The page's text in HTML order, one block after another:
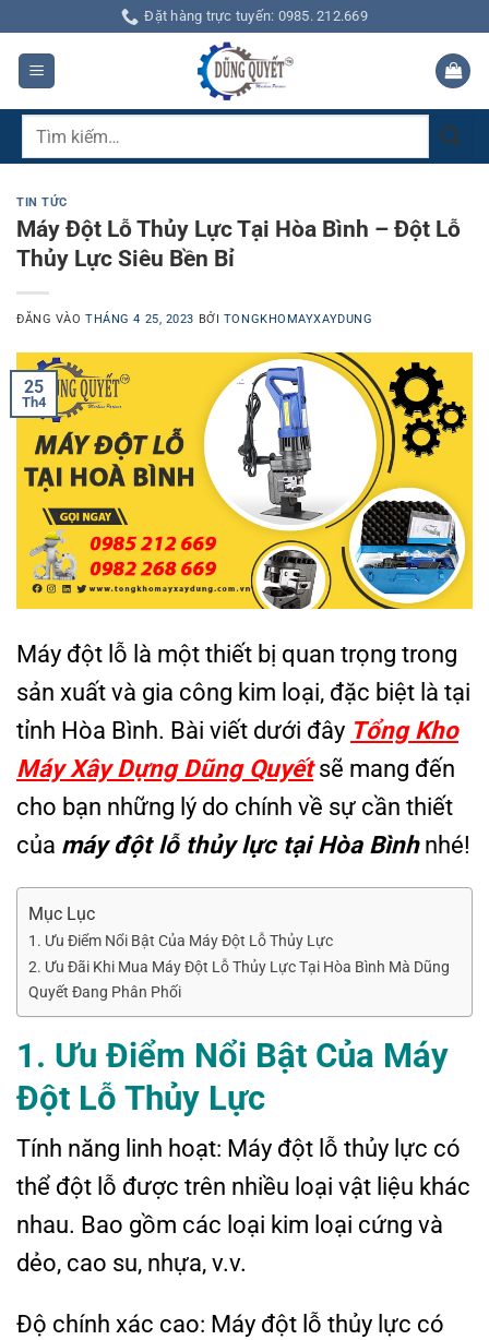
qua
dung
Đặt hàng trực tuyến: 0985. 212.669
Tìm
TIN TỨC
Máy Đột Lỗ Thủy Lực Tại Hòa Bình – Đột Lỗ
Thủy Lực Siêu Bền Bỉ
ĐĂNG VÀOTHÁNG 4 25, 2023 BỞI TONGKHOMAYXAYDUNG
25
Th4
Máy đột lỗ là một thiết bị quan trọng trong
sản xuất và gia công kim loại, đặc biệt là tại
tỉnh Hòa Bình. Bài viết dưới đây Tổng Kho
Máy Xây Dựng Dũng Quyếtsẽ mang đến
cho bạn những lý do chính về sự cần thiết
của máy đột lỗ thủy lực tại Hòa Bìnhnhé!
Mục Lục
1. Ưu Điểm Nổi Bật Của Máy Đột Lỗ Thủy Lực
2. Ưu Đãi Khi Mua Máy Đột Lỗ Thủy Lực Tại Hòa Bình Mà Dũng
Quyết Đang Phân Phối
1. Ưu Điểm Nổi Bật Của Máy
Đột Lỗ Thủy Lực
Tính năng linh hoạt: Máy đột lỗ thủy lực có
thể đột lỗ được trên nhiều loại vật liệu khác
nhau. Bao gồm các loại kim loại cứng và
dẻo, cao su, nhựa, v.v.
Độ chính xác cao: Máy đột lỗ thủy lực có